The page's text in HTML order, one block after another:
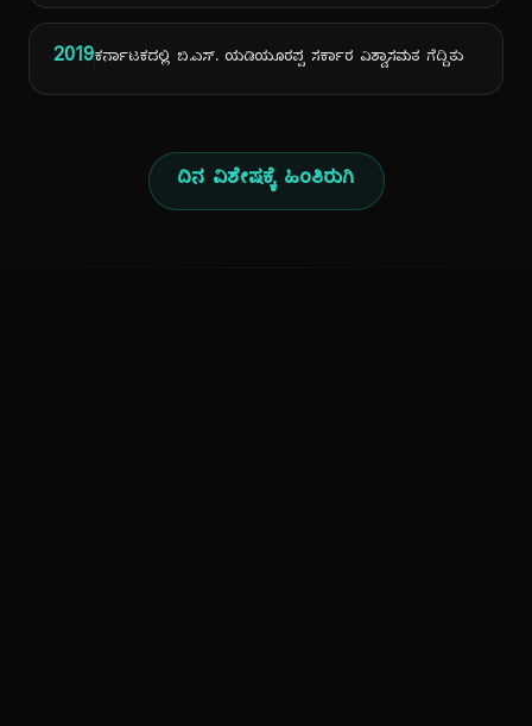
2019ಕರ್ನಾಟಕದಲ್ಲಿ ಬಿ.ಎಸ್. ಯಡಿಯೂರಪ್ಪ ಸರ್ಕಾರ ವಿಶ್ವಾಸಮತ ಗೆದ್ದಿತು
ದಿನ ವಿಶೇಷಕ್ಕೆ ಹಿಂತಿರುಗಿ